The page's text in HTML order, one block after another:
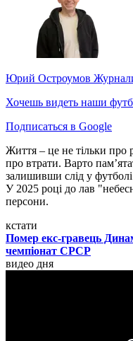
Юрий Остроумов
Хочешь видеть наши
Подписаться в Google
Життя – це не тільки про
про втрати. Варто
залишивши слід у
У 2025 році до лав
персони.
кстати
Помер екс-гравець
чемпіонат СРСР
видео дня